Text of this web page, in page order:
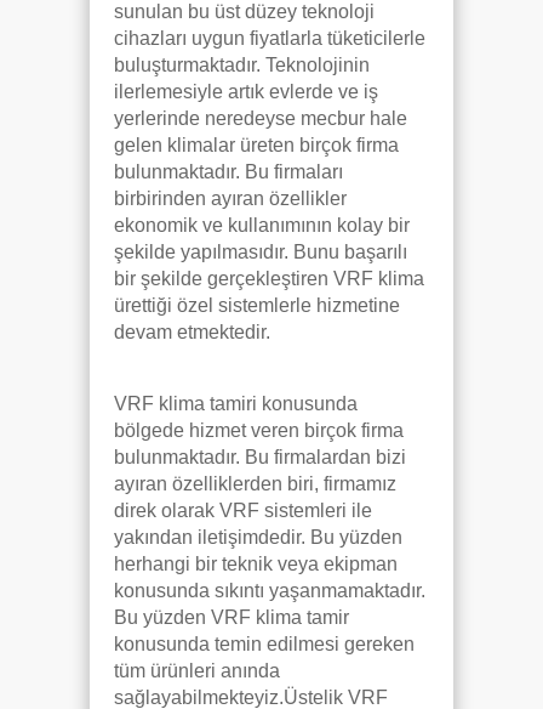
sunulan bu üst düzey teknoloji
cihazları uygun fiyatlarla tüketicilerle
buluşturmaktadır. Teknolojinin
ilerlemesiyle artık evlerde ve iş
yerlerinde neredeyse mecbur hale
gelen klimalar üreten birçok firma
bulunmaktadır. Bu firmaları
birbirinden ayıran özellikler
ekonomik ve kullanımının kolay bir
şekilde yapılmasıdır. Bunu başarılı
bir şekilde gerçekleştiren VRF klima
ürettiği özel sistemlerle hizmetine
devam etmektedir.
VRF klima tamiri konusunda
bölgede hizmet veren birçok firma
bulunmaktadır. Bu firmalardan bizi
ayıran özelliklerden biri, firmamız
direk olarak VRF sistemleri ile
yakından iletişimdedir. Bu yüzden
herhangi bir teknik veya ekipman
konusunda sıkıntı yaşanmamaktadır.
Bu yüzden VRF klima tamir
konusunda temin edilmesi gereken
tüm ürünleri anında
sağlayabilmekteyiz.Üstelik VRF